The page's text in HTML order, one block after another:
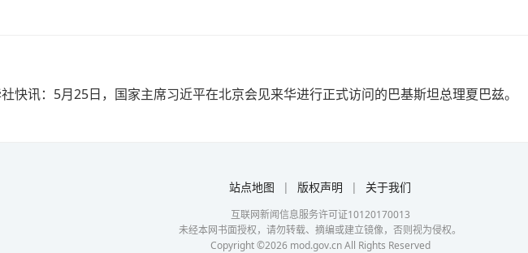
快讯：5月25日，国家主席习近平在北京会见来华进行正式访问的巴基斯坦总理夏巴兹。
站点地图 | 版权声明 | 关于我们
互联网新闻信息服务许可证10120170013
未经本网书面授权，请勿转载、摘编或建立镜像，否则视为侵权。
Copyright ©2026mod.gov.cn All Rights Reserved